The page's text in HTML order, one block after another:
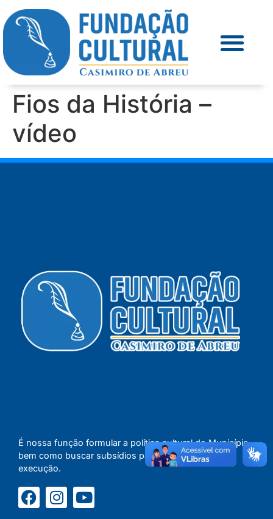
Fios da História –
vídeo
É nossa função formular a política cultural do Município,
bem como buscar subsídios para concretizar a sua
execução.